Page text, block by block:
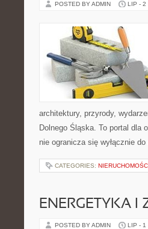
POSTED BY ADMIN LIP - 2
architektury, przyrody,
Dolnego Śląska. To portal dla
nie ogranicza się wyłącznie
CATEGORIES:
ENERGETYKA I
POSTED BY ADMIN LIP - 1